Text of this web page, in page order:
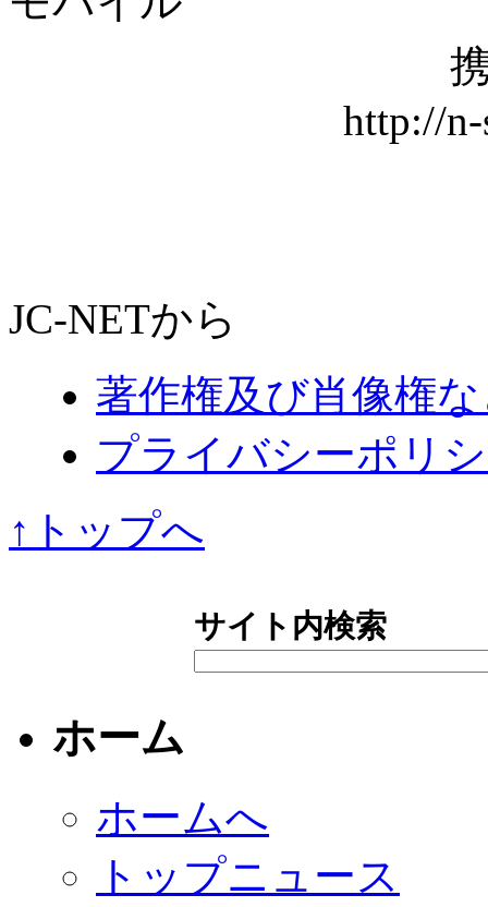
http://
JC-NETから
著作権及び肖像権
プライバシーポリ
↑トップへ
サイト内検索
ホーム
ホームへ
トップニュース